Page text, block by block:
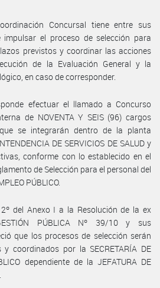
Concursal tiene entre sus
impulsar el proceso de selección para
previstos y coordinar las acciones
de la Evaluación General y la
en caso de corresponder.
efectuar el llamado a Concurso
de NOVENTA Y SEIS (96) cargos
se integrarán dentro de la planta
DE SERVICIOS DE SALUD y
conforme con lo establecido en el
de Selección para el personal del
PÚBLICO.
del Anexo I a la Resolución de la ex
PÚBLICA Nº 39/10 y sus
que los procesos de selección serán
coordinados por la SECRETARÍA DE
dependiente de la JEFATURA DE